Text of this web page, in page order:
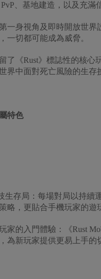
、基地建造，以及充滿
一身視角及即時開放世界
一切都可能成為威脅。
了《Rust》標誌性的核心
界中面對死亡風險的生存
特色
生存局：每場對局以持續
略，更貼合手機玩家的遊
家的入門體驗：《Rust
為新玩家提供更易上手的